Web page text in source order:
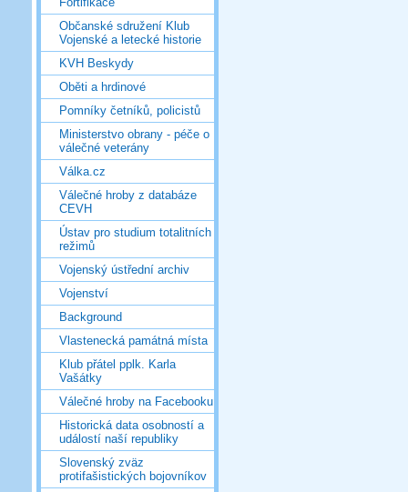
Občanské sdružení Klub
Vojenské a letecké historie
KVH Beskydy
Oběti a hrdinové
Pomníky četníků, policistů
Ministerstvo obrany - péče o
válečné veterány
Válka.cz
Válečné hroby z databáze
CEVH
Ústav pro studium totalitních
režimů
Vojenský ústřední archiv
Vojenství
Background
Vlastenecká památná místa
Klub přátel pplk. Karla
Vašátky
Válečné hroby na Facebooku
Historická data osobností a
událostí naší republiky
Slovenský zväz
protifašistických bojovníkov